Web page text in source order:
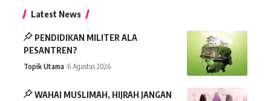
Latest News
PENDIDIKAN MILITER ALA
PESANTREN?
Topik Utama 6 Agustus 2026
WAHAI MUSLIMAH, HIJRAH JANGAN